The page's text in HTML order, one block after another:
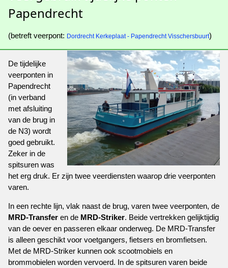
Papendrecht
(betreft veerpont: Dordrecht Kerkeplaat - Papendrecht Visschersbuurt)
De tijdelijke
veerponten in
Papendrecht
(in verband
met afsluiting
van de brug in
de N3) wordt
goed gebruikt.
Zeker in de
spitsuren was
het erg druk. Er zijn twee veerdiensten waarop drie veerponten
varen.
In een rechte lijn, vlak naast de brug, varen twee veerponten, de
MRD-Transfer en de MRD-Striker. Beide vertrekken gelijktijdig
van de oever en passeren elkaar onderweg. De MRD-Transfer
is alleen geschikt voor voetgangers, fietsers en bromfietsen.
Met de MRD-Striker kunnen ook scootmobiels en
brommobielen worden vervoerd. In de spitsuren varen beide